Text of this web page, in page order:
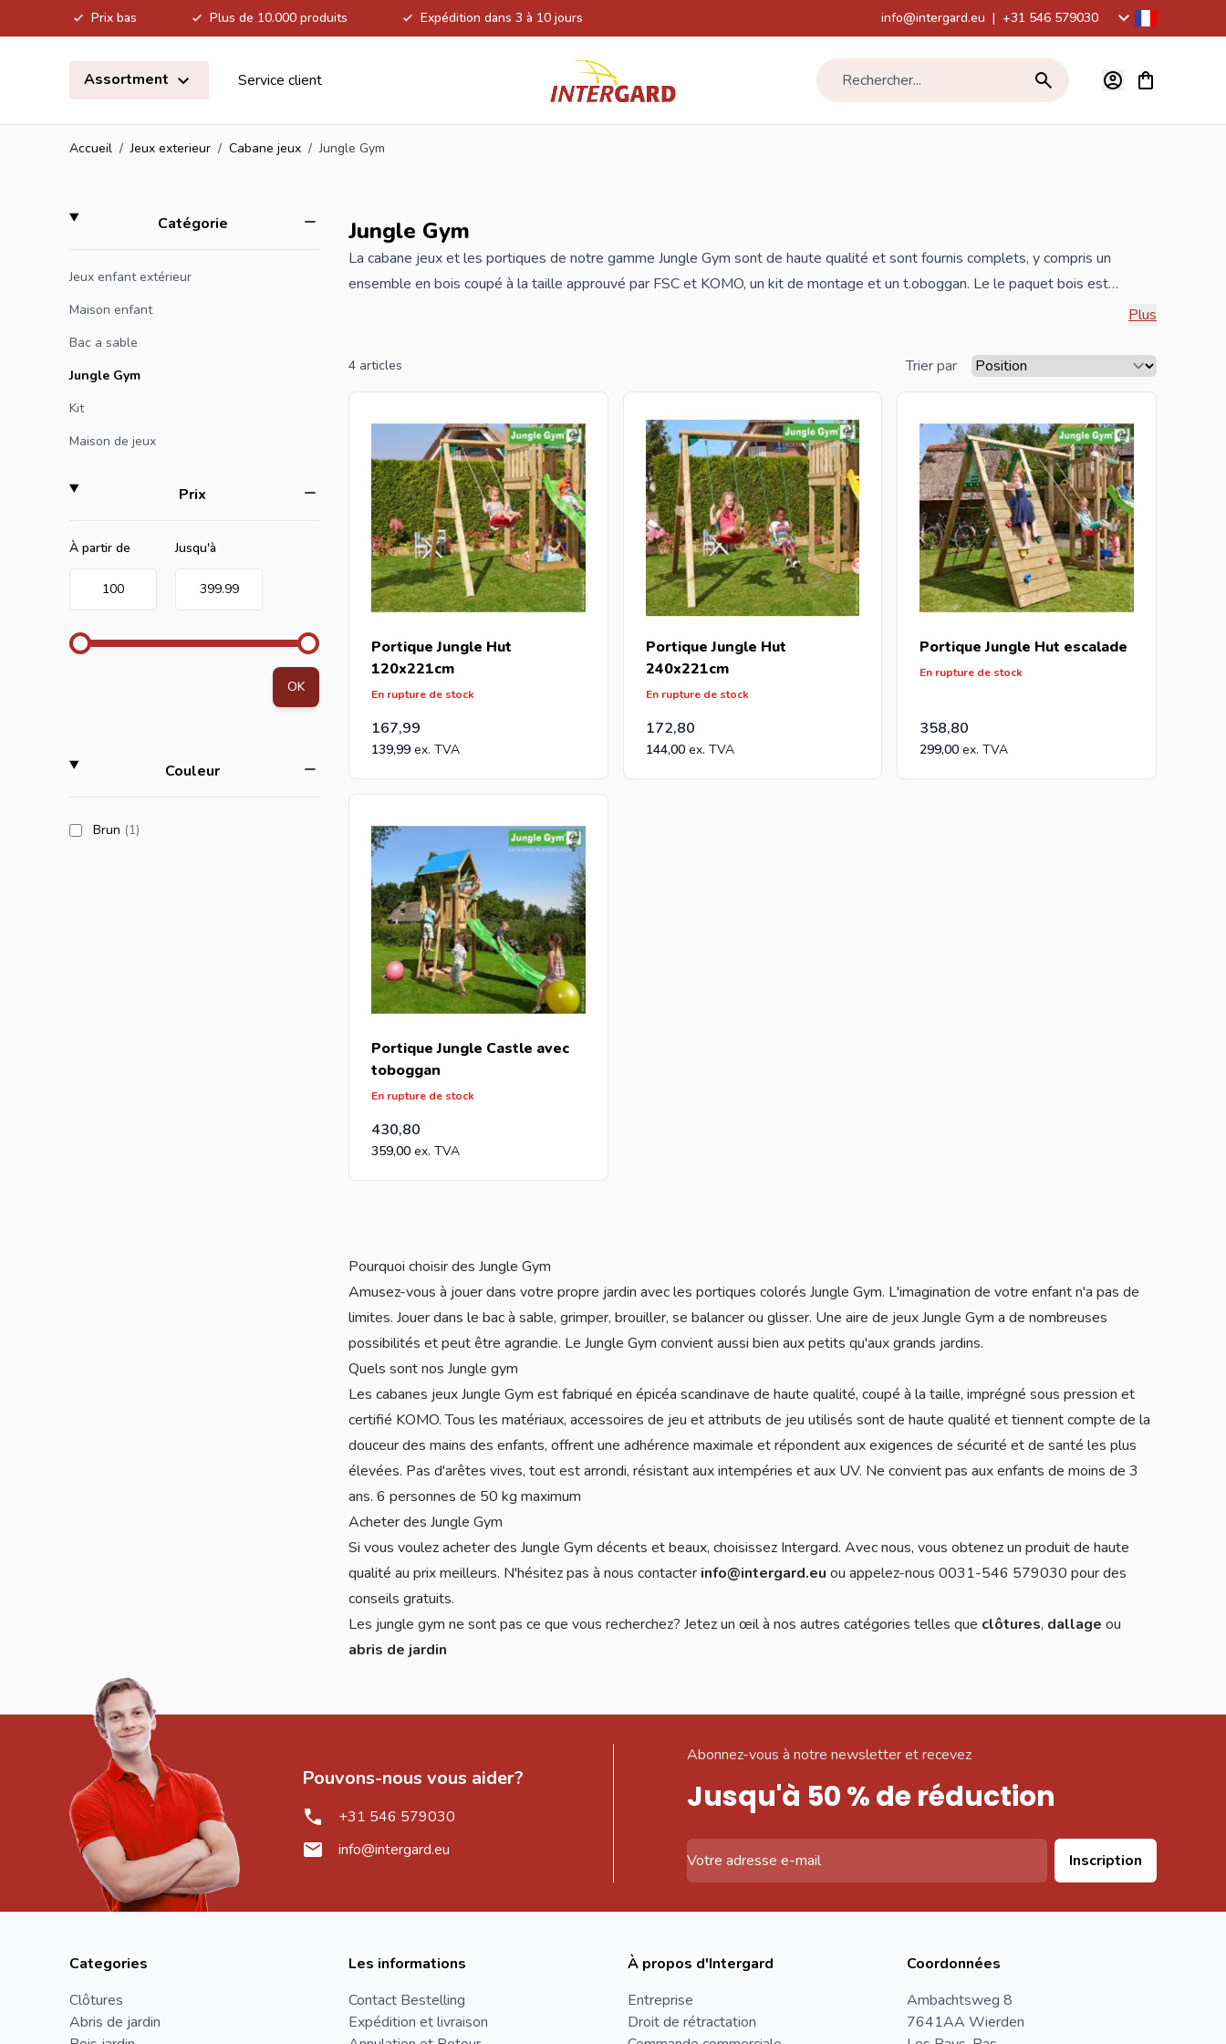
Prix bas Plus de 10.000 produits Expédition dans 3 à 10 jours info@intergard.eu | +31 546 579030
Assortment
Service client Rechercher... Voir le
Accueil / Jeux exterieur / Cabane jeux / Jungle Gym
Skip to product list
Catégoriefilter
Jeux enfant extérieur
Maison enfant
Bac a sable
Jungle Gym
Kit
Maison de jeux
Prix
À partir de
Minimum value
100
Jusqu'à
Valeur maximale
399.99
OK
Couleurfilter
Brun (1products available
)
Jungle Gym
La cabane jeux et les portiques de notre gamme Jungle Gym sont de haute qualité et sont fournis complets, y compris un
ensemble en bois coupé à la taille approuvé par FSCet KOMO, un kit de montage et un t.oboggan. Le le paquet bois est
dans sa catégorie.
Si vous êtes grossiste et vous achetez des Les Jungle Gym par palette, envoyez votre demande àinfo@intergard.euvous
recevrez une offre avec notre meilleur prix.
Plus
4 articles Trier par
Portique Jungle Hut
120x221cm
En rupture de stock
167,99
139,99
Portique Jungle Hut
240x221cm
En rupture de stock
172,80
144,00
Portique Jungle Hut escalade
En rupture de stock
358,80
299,00
Portique Jungle Castle avec
toboggan
En rupture de stock
430,80
359,00
Pourquoi choisir des Jungle Gym
Amusez-vous à jouer dans votre propre jardin avec les portiques colorés Jungle Gym. L'imagination de votre enfant n'a pas de
limites. Jouer dans le bac à sable, grimper, brouiller, se balancer ou glisser. Une aire de jeux Jungle Gym a de nombreuses
possibilités et peut être agrandie. Le Jungle Gym convient aussi bien aux petits qu'aux grands jardins.
Quels sont nos Jungle gym
Les cabanes jeux Jungle Gym est fabriqué en épicéa scandinave de haute qualité, coupé à la taille, imprégné sous pression et
certifié KOMO. Tous les matériaux, accessoires de jeu et attributs de jeu utilisés sont de haute qualité et tiennent compte de la
douceur des mains des enfants, offrent une adhérence maximale et répondent aux exigences de sécurité et de santé les plus
élevées. Pas d'arêtes vives, tout est arrondi, résistant aux intempéries et aux UV. Ne convient pas aux enfants de moins de 3
ans. 6 personnes de 50 kg maximum
Acheter des Jungle Gym
Si vous voulez acheter des Jungle Gym décents et beaux, choisissez Intergard. Avec nous, vous obtenez un produit de haute
qualité au prix meilleurs. N'hésitez pas à nous contacter info@intergard.eu ou appelez-nous 0031-546 579030 pour des
conseils gratuits.
Les jungle gym ne sont pas ce que vous recherchez? Jetez un œil à nos autres catégories telles que clôtures, dallage ou
abris de jardin
Pouvons-nous vous aider?
+31 546 579030
info@intergard.eu
Abonnez-vous à notre newsletter et recevez
Jusqu'à 50 % de réduction
Inscription
Categories
Clôtures
Abris de jardin
Les informations
Contact Bestelling
Expédition et livraison
À propos d'Intergard
Entreprise
Droit de rétractation
Coordonnées
Ambachtsweg 8
7641AA Wierden